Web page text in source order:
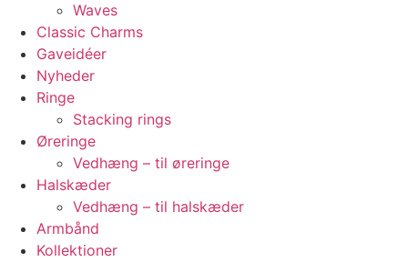
Waves
Classic Charms
Gaveidéer
Nyheder
Ringe
Stacking rings
Øreringe
Vedhæng – til øreringe
Halskæder
Vedhæng – til halskæder
Armbånd
Kollektioner